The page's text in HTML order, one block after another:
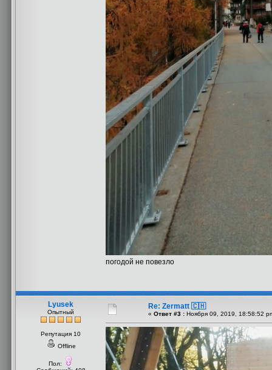
погодой не повезло
Lyusek
Опытный
Репутация 10
Offline
Пол:
Re: Zermatt 🇨🇭
« Ответ #3 : Ноября 09, 2019, 18:58:52